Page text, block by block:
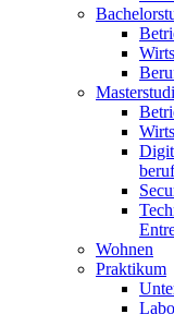
Wohnen
Praktikum